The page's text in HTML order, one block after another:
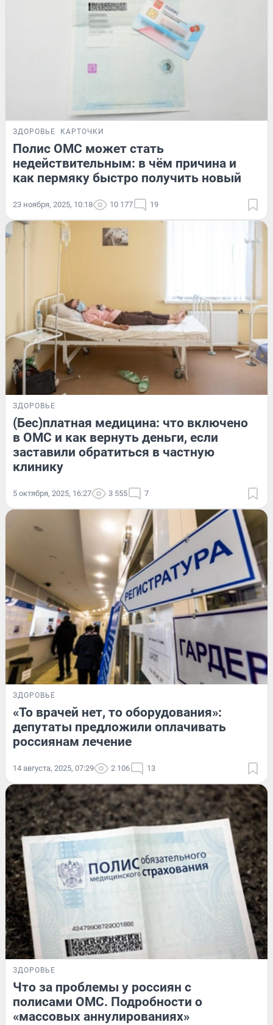
ЗДОРОВЬЕ КАРТОЧКИ
Полис ОМС может стать
недействительным: в чём причина и
как пермяку быстро получить новый
23 ноября, 2025, 10:18 10 177 19
ЗДОРОВЬЕ
(Бес)платная медицина: что включено
в ОМС и как вернуть деньги, если
заставили обратиться в частную
клинику
5 октября, 2025, 16:27 3 555 7
ЗДОРОВЬЕ
«То врачей нет, то оборудования»:
депутаты предложили оплачивать
россиянам лечение
14 августа, 2025, 07:29 2 106 13
ЗДОРОВЬЕ
Что за проблемы у россиян с
полисами ОМС. Подробности о
«массовых аннулированиях»